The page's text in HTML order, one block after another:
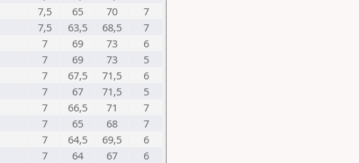
7,5 65 70
7
7,5 63,5 68,5
7
7 69 73
6
7 69 73
5
7 67,5 71,5
6
7 67 71,5
5
7 66,5 71
7
7 65 68
7
7 64,5 69,5
6
7 64 67
6